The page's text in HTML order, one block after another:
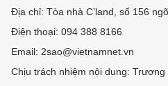
Địa chỉ: Tòa nhà C’land, số 156
Điện thoại: 094 388 8166
Email: 2sao@vietnamnet.vn
Chịu trách nhiệm nội dung: